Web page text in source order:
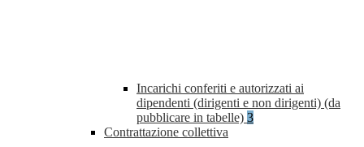
Incarichi conferiti e autorizzati ai
dipendenti (dirigenti e non dirigenti) (da
pubblicare in tabelle) 3
Contrattazione collettiva